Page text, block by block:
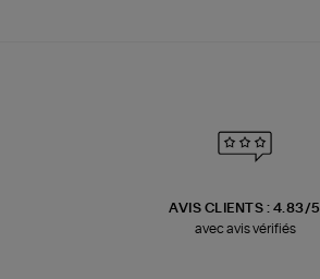
AVIS CLIENTS : 4.83/5
avec avis vérifiés